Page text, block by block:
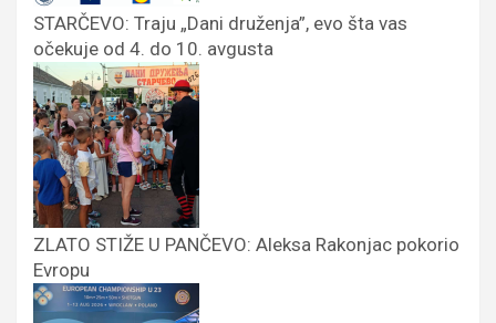
STARČEVO: Traju „Dani druženja”, evo šta vas
očekuje od 4. do 10. avgusta
ZLATO STIŽE U PANČEVO: Aleksa Rakonjac pokorio
Evropu